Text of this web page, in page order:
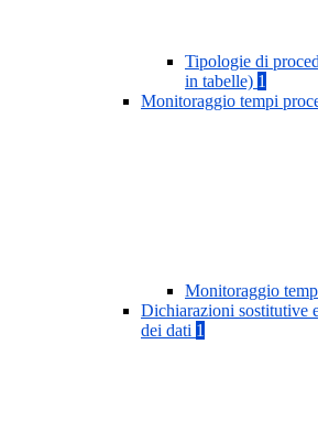
Tipologie di
in tabelle) 1
Monitoraggio tempi
Monitoraggio
Dichiarazioni sostitutive
dei dati 1